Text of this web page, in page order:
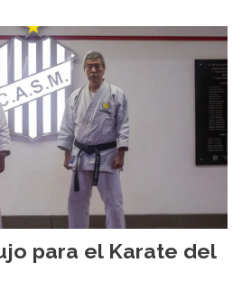
para el Karate del